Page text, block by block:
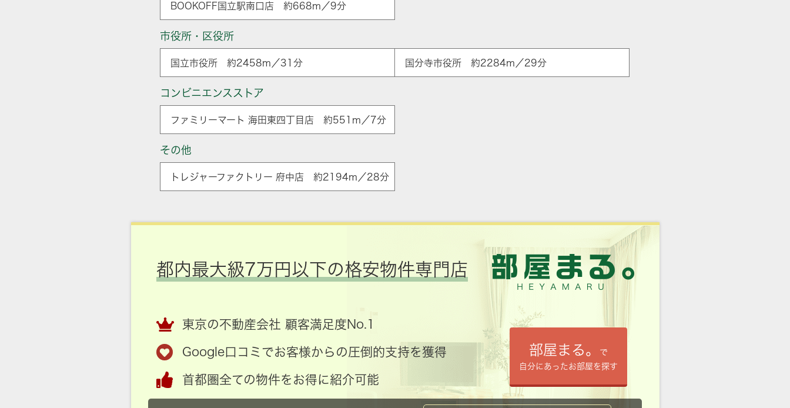
BOOKOFF国立駅南口店 約668m／9分
市役所・区役所
国立市役所 約2458m／31分 国分寺市役所 約2284m／29分
コンビニエンスストア
ファミリーマート 海田東四丁目店 約551m／7分
その他
トレジャーファクトリー 府中店 約2194m／28分
都内最大級7万円以下の格安物件専門店
東京の不動産会社 顧客満足度No.1
Google口コミでお客様からの圧倒的支持を獲得
首都圏全ての物件をお得に紹介可能
部屋まる。
で
自分にあったお部屋を探す